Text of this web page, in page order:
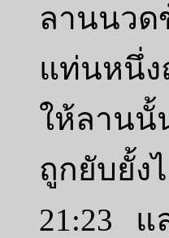
ลานนวด
แท่นหนึ่ง
ให้ลานนั้
ถูกยับยั้ง
21:23 แ